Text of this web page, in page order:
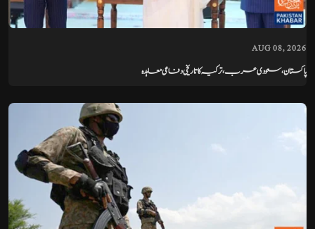
AUG 08, 2026
پاکستان، سعودی عرب، ترکیہ کا تاریخی دفاعی معاہدہ